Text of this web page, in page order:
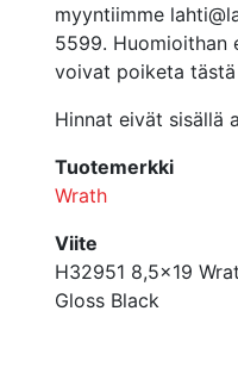
myyntiimme
5599. Huomioithan
voivat poiketa
Hinnat eivät sisällä
Tuotemerkki
Wrath
Viite
H32951 8,5x19
Gloss Black